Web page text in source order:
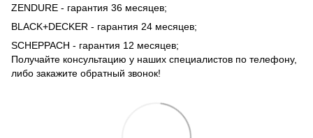
ZENDURE - гарантия 36 месяцев;
BLACK+DECKER - гарантия 24 месяцев;
SCHEPPACH - гарантия 12 месяцев;
Получайте консультацию у наших специалистов по телефону,
либо закажите обратный звонок!